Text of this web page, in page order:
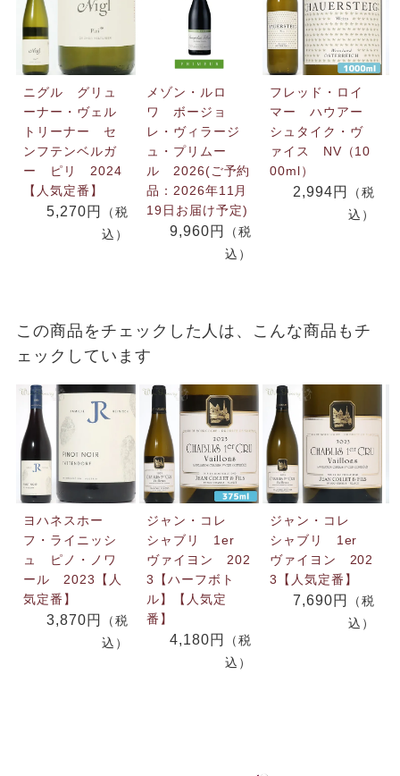
ニグル グリュ
ーナー・ヴェル
トリーナー セ
ンフテンベルガ
ー ピリ 2024
【人気定番】
5,270円
（税
込）
メゾン・ルロ
ワ ボージョ
レ・ヴィラージ
ュ・プリムー
ル 2026(ご予約
品：2026年11月
19日お届け予定)
9,960円
（税
込）
フレッド・ロイ
マー ハウアー
シュタイク・ヴ
ァイス NV（10
00ml）
2,994円
（税
込）
この商品をチェックした人は、こんな商品もチ
ェックしています
ヨハネスホー
フ・ライニッシ
ュ ピノ・ノワ
ール 2023【人
気定番】
3,870円
（税
込）
ジャン・コレ
シャブリ 1er
ヴァイヨン 202
3【ハーフボト
ル】【人気定
番】
4,180円
（税
込）
ジャン・コレ
シャブリ 1er
ヴァイヨン 202
3【人気定番】
7,690円
（税
込）